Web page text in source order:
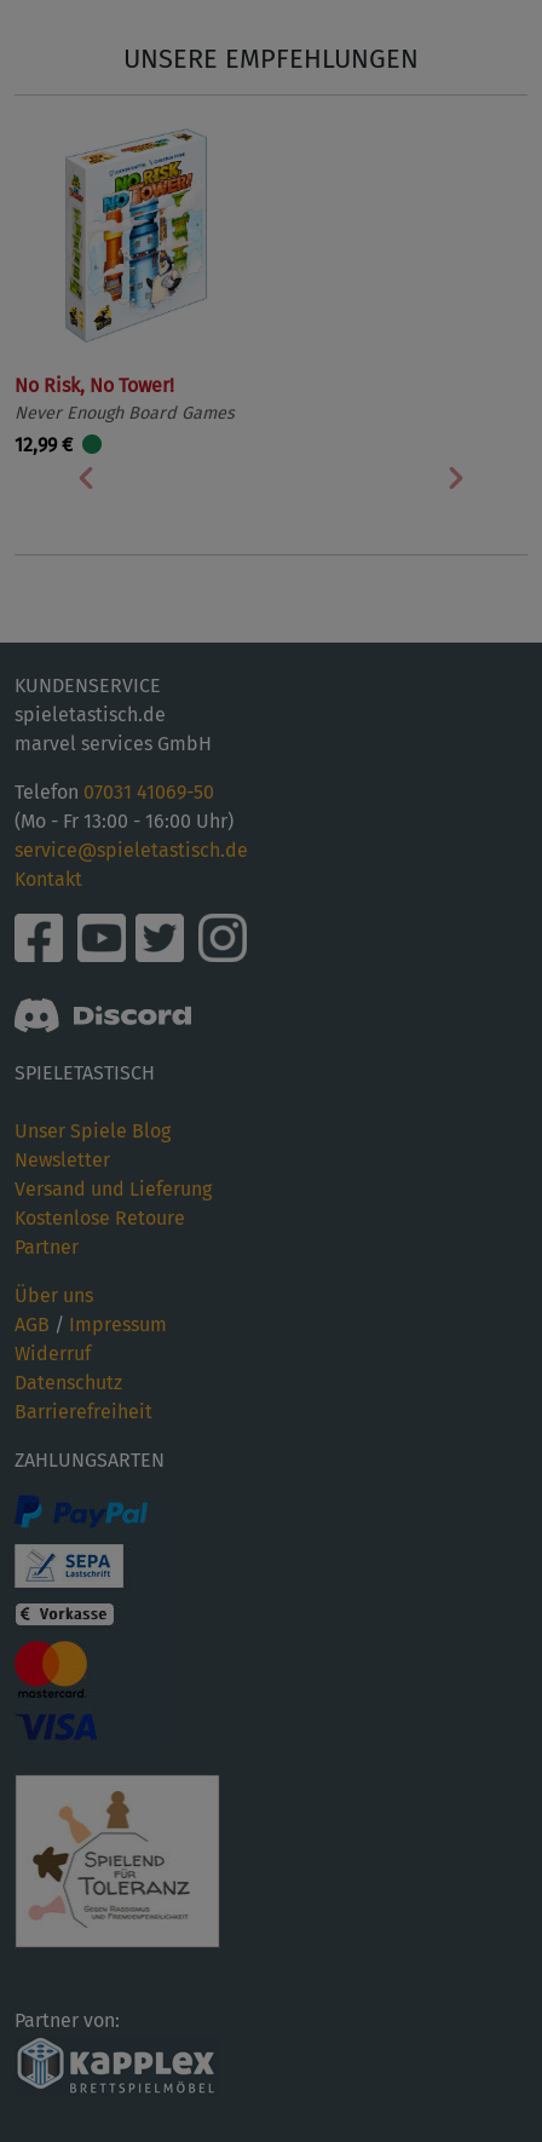
UNSERE EMPFEHLUNGEN
No Risk, No Tower!
Never Enough Board Games
12,99 €
Vorherige
KUNDENSERVICE
spieletastisch.de
marvel services GmbH
Telefon 07031 41069-50
(Mo - Fr 13:00 - 16:00 Uhr)
service@spieletastisch.de
Kontakt
SPIELETASTISCH
Unser Spiele Blog
Newsletter
Versand und Lieferung
Kostenlose Retoure
Partner
Über uns
AGB / Impressum
Widerruf
Datenschutz
Barrierefreiheit
ZAHLUNGSARTEN
Partner von: